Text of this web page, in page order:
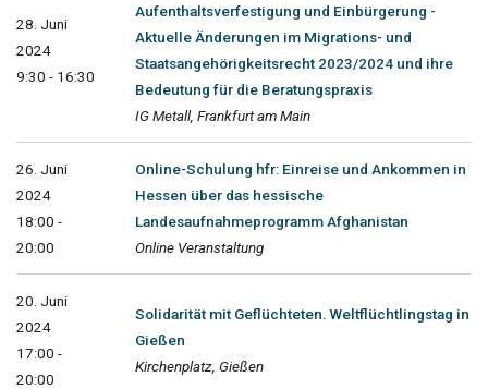
28. Juni
2024
9:30 - 16:30
Aufenthaltsverfestigung und Einbürgerung -
Aktuelle Änderungen im Migrations- und
Staatsangehörigkeitsrecht 2023/2024 und ihre
Bedeutung für die Beratungspraxis
IG Metall, Frankfurt am Main
26. Juni
2024
18:00 -
20:00
Online-Schulung hfr: Einreise und Ankommen in
Hessen über das hessische
Landesaufnahmeprogramm Afghanistan
Online Veranstaltung
20. Juni
2024
17:00 -
20:00
Solidarität mit Geflüchteten. Weltflüchtlingstag in
Gießen
Kirchenplatz, Gießen